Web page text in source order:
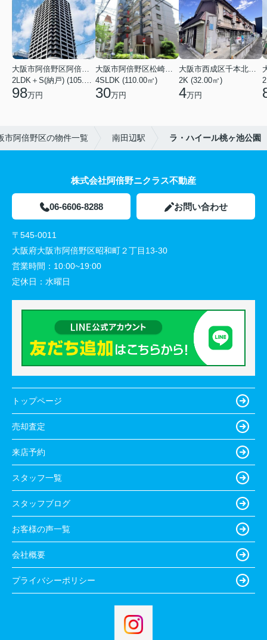
98万円
4SLDK (110.00㎡)
30万円
2K (32.00㎡)
4万円
市阿倍野区の物件一覧 南田辺駅 ラ・ハイール桃ヶ池公園
株式会社阿倍野ニクラス不動産
06-6606-8288 お問い合わせ
〒545-0011
大阪府大阪市阿倍野区昭和町２丁目13-30
営業時間： 10:00~19:00
定休日： 水曜日
トップページ
売却査定
来店予約
スタッフ一覧
スタッフブログ
お客様の声一覧
会社概要
プライバシーポリシー